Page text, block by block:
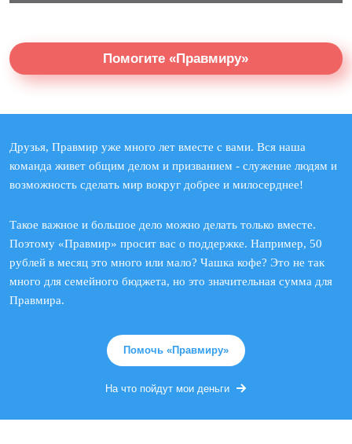
Помогите «Правмиру»
Друзья, Правмир уже много лет вместе с вами. Вся наша
команда живет общим делом и призванием - служение людям и
возможность сделать мир вокруг добрее и милосерднее!
Такое важное и большое дело можно делать только вместе.
Поэтому «Правмир» просит вас о поддержке. Например, 50
рублей в месяц это много или мало? Чашка кофе? Это не так
много для семейного бюджета, но это значительная сумма для
Правмира.
Помочь «Правмиру»
На что пойдут мои деньги